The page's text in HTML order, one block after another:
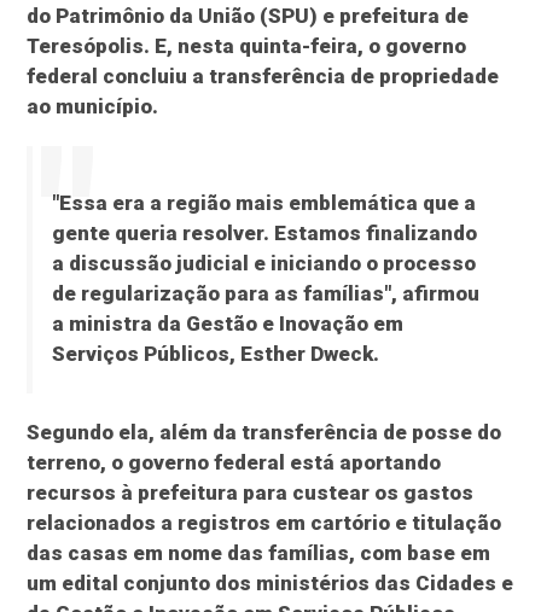
do Patrimônio da União (SPU) e prefeitura de
Teresópolis. E, nesta quinta-feira, o governo
federal concluiu a transferência de propriedade
ao município.
"Essa era a região mais emblemática que a
gente queria resolver. Estamos finalizando
a discussão judicial e iniciando o processo
de regularização para as famílias", afirmou
a ministra da Gestão e Inovação em
Serviços Públicos, Esther Dweck.
Segundo ela, além da transferência de posse do
terreno, o governo federal está aportando
recursos à prefeitura para custear os gastos
relacionados a registros em cartório e titulação
das casas em nome das famílias, com base em
um edital conjunto dos ministérios das Cidades e